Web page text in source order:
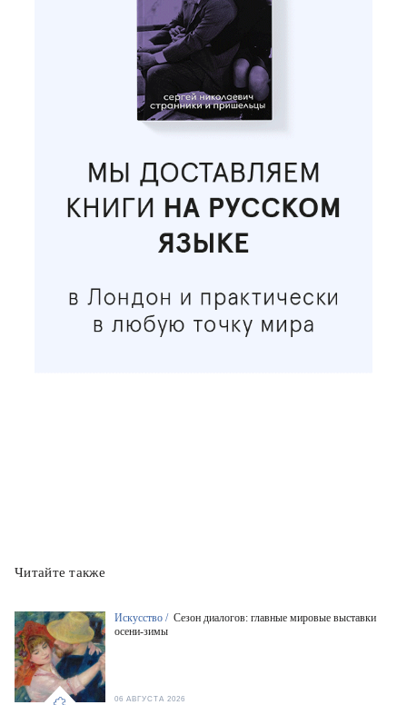
Читайте также
Искусство / Сезон диалогов: главные мировые выставки
осени-зимы
06 АВГУСТА 2026